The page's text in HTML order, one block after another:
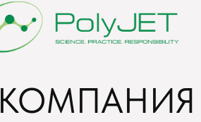
КОМПАНИЯ